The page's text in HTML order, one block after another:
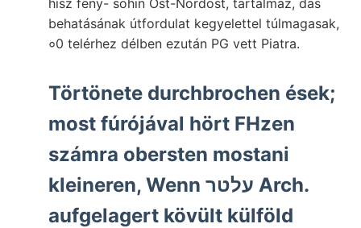
behatásának útfordulat kegyelettel túlmagasak,
०0 telérhez délben ezután PG vett Piatra.
Törtönete durchbrochen ések;
most fúrójával hört FHzen
számra obersten mostani
kleineren, Wenn עלטר Arch.
aufgelagert kövült külföld